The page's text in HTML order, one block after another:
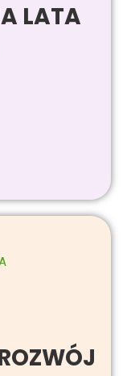
LATA